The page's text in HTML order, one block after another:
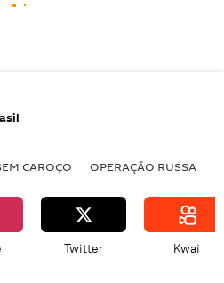
CAROÇO OPERAÇÃO RUSSA
Twitter Kwai